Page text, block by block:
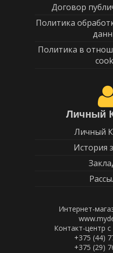
Договор
Политика
Политика в
Личный
Личный
История
Интернет-
Контакт-центр
+375 (44)
+375 (29)